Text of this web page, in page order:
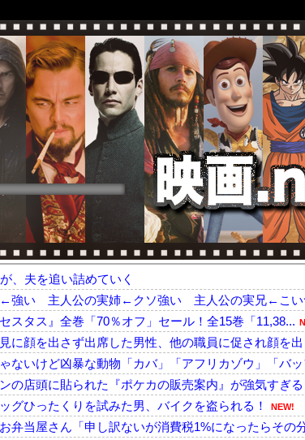
、夫を追い詰めていく
←強い 主人公の実姉←クソ強い 主人公の実兄←こい
スタス』全巻「70％オフ」セール！全15巻「11,38...
に顔を出さず出席した男性、他の職員に促され顔を
ないけど凶暴な動物「カバ」「アフリカゾウ」「バ
ンの店頭に貼られた『ポケカの販売案内』が強気すぎ
グひったくりを試みた男、バイクを盗られる！ NEW!
お弁当屋さん「申し訳ないが消費税1%になったらその